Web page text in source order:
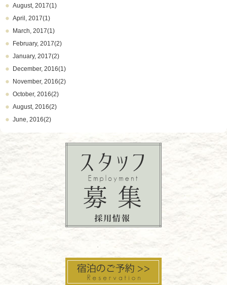
August, 2017(1)
April, 2017(1)
March, 2017(1)
February, 2017(2)
January, 2017(2)
December, 2016(1)
November, 2016(2)
October, 2016(2)
August, 2016(2)
June, 2016(2)